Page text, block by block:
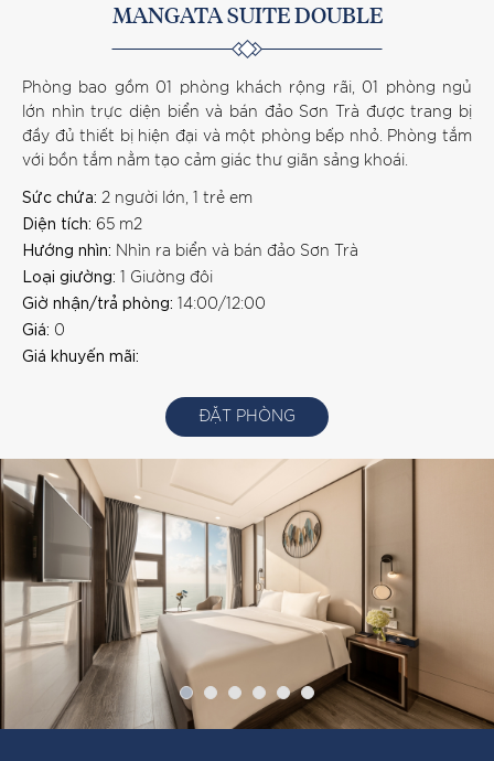
MANGATA SUITE DOUBLE
Phòng bao gồm 01 phòng khách rộng rãi, 01 phòng ngủ
lớn nhìn trực diện biển và bán đảo Sơn Trà được trang bị
đầy đủ thiết bị hiện đại và một phòng bếp nhỏ. Phòng tắm
với bồn tắm nằm tạo cảm giác thư giãn sảng khoái.
Sức chứa: 2 người lớn, 1 trẻ em
Diện tích: 65 m2
Hướng nhìn: Nhìn ra biển và bán đảo Sơn Trà
Loại giường: 1 Giường đôi
Giờ nhận/trả phòng: 14:00/12:00
Giá: 0
Giá khuyến mãi:
ĐẶT PHÒNG